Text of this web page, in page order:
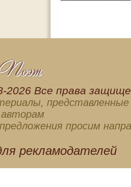
2026 Все права
представленные
просим
рекламодателей